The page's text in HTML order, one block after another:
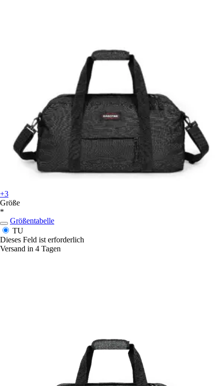
+3
Größe
*
Größentabelle
TU
Dieses Feld ist erforderlich
Versand in 4 Tagen